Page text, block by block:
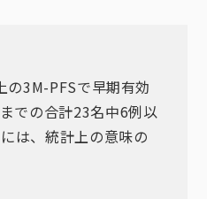
の3M-PFSで早期有効
での合計23名中6例以
は、統計上の意味の